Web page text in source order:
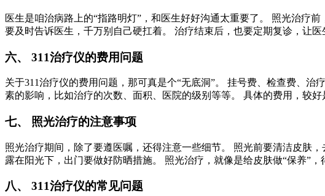
医生是咱治病路上的“指路明灯”，和医生好好沟通太重要了。 照光治疗
要及时告诉医生，千万别自己硬扛着。 治疗结束后，也要定期复诊，让
六、 311治疗仪的费用问题
关于311治疗仪的费用问题，那可真是个“无底洞”。 挂号费、检查费、
素的影响，比如治疗的次数、面积、医院的级别等等。 具体的费用，较
七、 照光治疗的注意事项
照光治疗期间，除了要遵医嘱，还得注意一些细节。 照光前要清洁皮肤
露在阳光下，出门要做好防晒措施。 照光治疗，就像是给皮肤做“保养”，
八、 311治疗仪的常见问题